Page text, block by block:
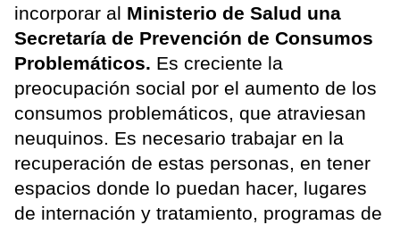
incorporar al Ministerio de Salud una
Secretaría de Prevención de Consumos
Problemáticos. Es creciente la
preocupación social por el aumento de los
consumos problemáticos, que atraviesan
neuquinos. Es necesario trabajar en la
recuperación de estas personas, en tener
espacios donde lo puedan hacer, lugares
de internación y tratamiento, programas de